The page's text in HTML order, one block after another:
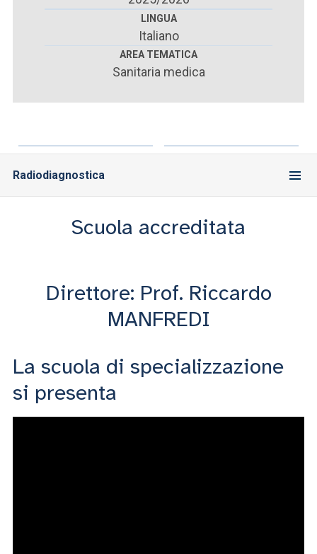
ACCEDI ALLA MAIL ICATT
ACCEDI A CLOUDMAIL
LINGUA
Italiano
AREA TEMATICA
Sanitaria medica
Radiodiagnostica
Scuola accreditata
Direttore: Prof. Riccardo
MANFREDI
La scuola di specializzazione
si presenta